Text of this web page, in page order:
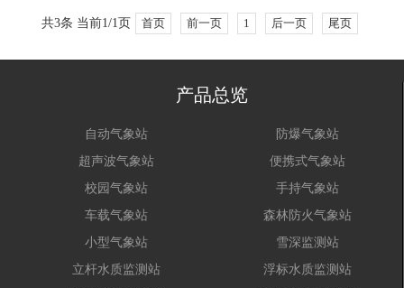
共3条 当前1/1页 首页 前一页 1 后一页 尾页
产品总览
自动气象站
防爆气象站
超声波气象站
便携式气象站
校园气象站
手持气象站
车载气象站
森林防火气象站
小型气象站
雪深监测站
立杆水质监测站
浮标水质监测站